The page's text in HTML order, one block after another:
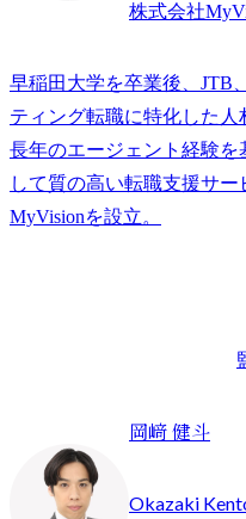
株式会社
早稲田大学を卒業後、JTB
ティング転職に特化した人
長年のエージェント経験
して質の高い転職支援サ
岡﨑 健斗
Okazaki